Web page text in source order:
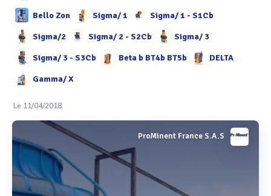
Bello Zon Sigma/ 1 Sigma/ 1 - S1Cb
Sigma/2 Sigma/ 2 - S2Cb Sigma/ 3
Sigma/ 3 - S3Cb Beta b BT4b BT5b DELTA
Gamma/ X
Le 11/04/2018
ProMinent France S.A.S